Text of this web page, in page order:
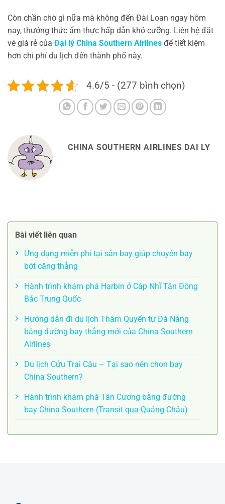
Còn chần chờ gì nữa mà không đến Đài Loan ngay hôm
nay, thưởng thức ẩm thực hấp dẫn khó cưỡng. Liên hệ đặt
vé giá rẻ của Đại lý China Southern Airlines để tiết kiệm
hơn chi phí du lịch đến thành phố này.
4.6/5 - (277 bình chọn)
CHINA SOUTHERN AIRLINES DAI LY
Bài viết liên quan
Ứng dụng miễn phí tại sân bay giúp chuyến bay
bớt căng thẳng
Hành trình khám phá Harbin ở Cáp Nhĩ Tân Đông
Bắc Trung Quốc
Hướng dẫn đi du lịch Thâm Quyến từ Đà Nẵng
bằng đường bay thẳng mới của China Southern
Airlines
Du lịch Cửu Trại Câu – Tại sao nên chọn bay
China Southern?
Hành trình khám phá Tân Cương bằng đường
bay China Southern (Transit qua Quảng Châu)